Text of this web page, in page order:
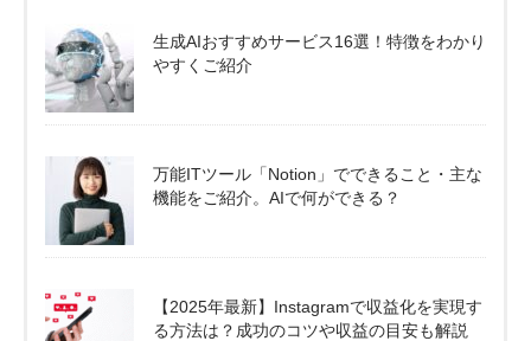
生成AIおすすめサービス16選！特徴をわかり
やすくご紹介
万能ITツール「Notion」でできること・主な
機能をご紹介。AIで何ができる？
【2025年最新】Instagramで収益化を実現す
る方法は？成功のコツや収益の目安も解説